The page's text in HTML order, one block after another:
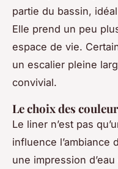
partie du bassin,
Elle prend un peu
espace de vie.
un escalier pleine
convivial.
Le choix des
Le liner n’est pas
influence l’ambiance
une impression